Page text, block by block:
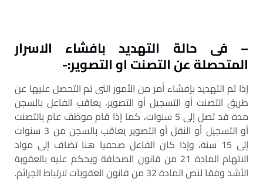
– فى حالة التهديد بافشاء الاسرار
المتحصلة عن التصنت او التصوير:-
إذا تم التهديد بإفشاء أمر من الأمور التى تم التحصل عليها عن
طريق التصنت أو التسجيل أو التصوير، يعاقب الفاعل بالسجن
مدة قد تصل إلى 5 سنوات، كما إذا قام موظف عام بالتصنت
أو التسجيل أو النقل أو التصوير يعاقب بالسجن من 3 سنوات
إلى 15 سنة، وإذا كان الفاعل صحفيا هنا تضاف إلى مواد
الاتهام المادة 21 من قانون الصحافة ويحكم عليه بالعقوبة
الأشد وفقا لنص المادة 32 من قانون العقوبات لارتباط الجرائم.